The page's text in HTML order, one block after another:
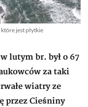
jest płytkie
lutym br. był o 67
za taki
wiatry ze
przez Cieśniny